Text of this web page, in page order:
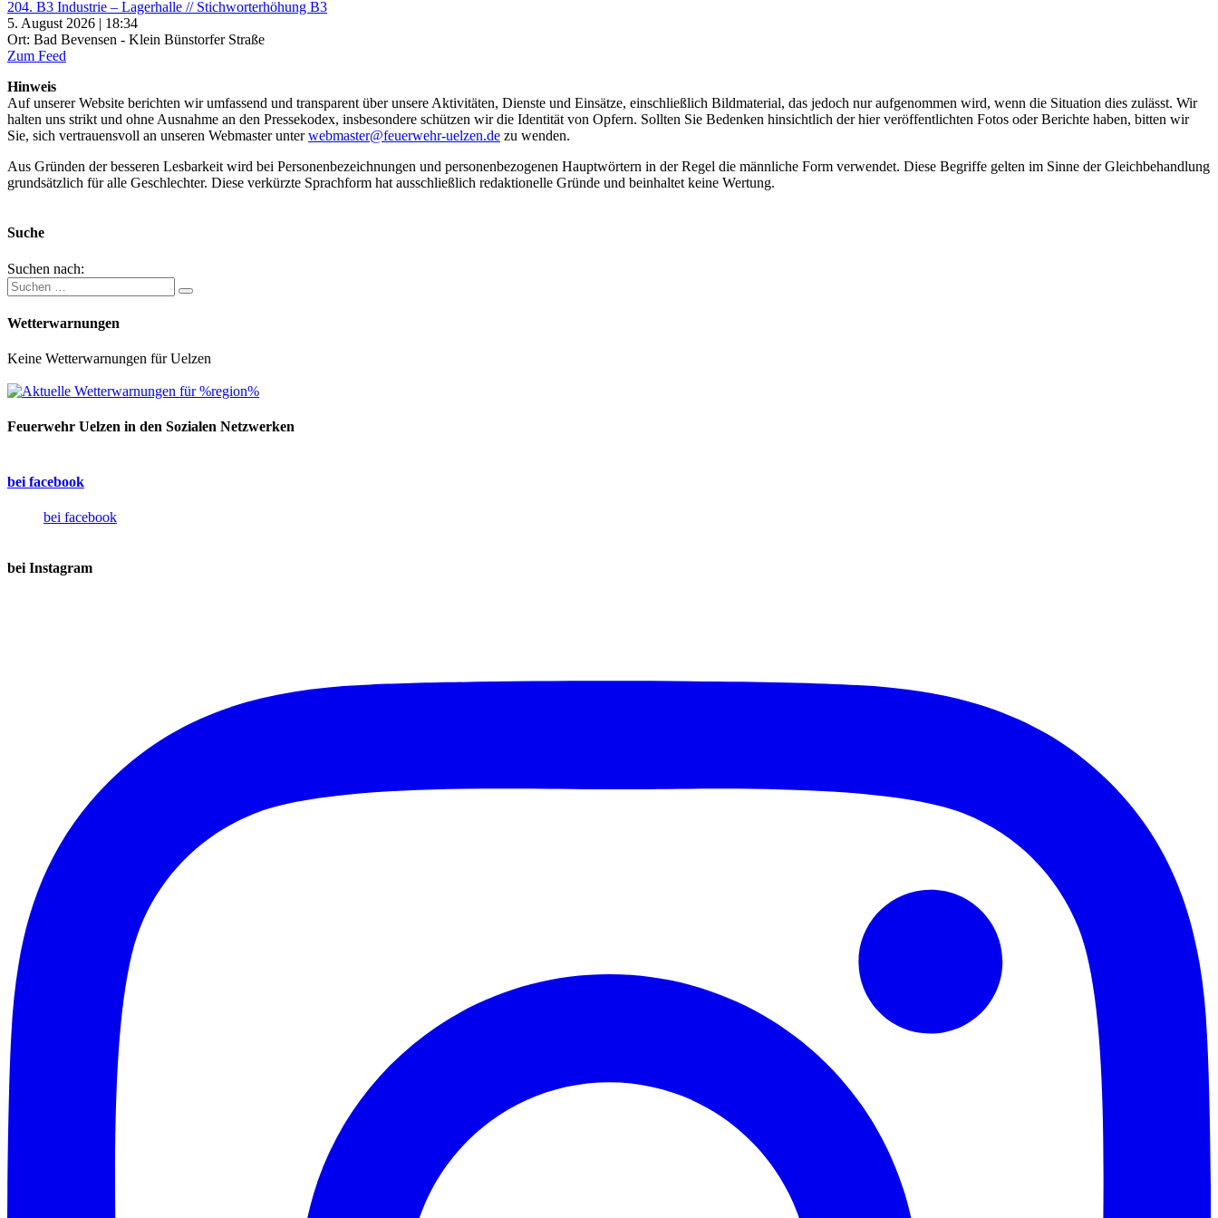
204. B3 Industrie – Lagerhalle // Stichworterhöhung B3
5. August 2026 | 18:34
Ort: Bad Bevensen - Klein Bünstorfer Straße
Zum Feed
Hinweis
Auf unserer Website berichten wir umfassend und transparent über unsere Aktivitäten, Dienste und Einsätze, einschließlich Bildmaterial, das jedoch nur aufgenommen wird, wenn die Situation dies zulässt. Wir
halten uns strikt und ohne Ausnahme an den Pressekodex, insbesondere schützen wir die Identität von Opfern. Sollten Sie Bedenken hinsichtlich der hier veröffentlichten Fotos oder Berichte haben, bitten wir
Sie, sich vertrauensvoll an unseren Webmaster unterwebmaster@feuerwehr-uelzen.de zu wenden.
Aus Gründen der besseren Lesbarkeit wird bei Personenbezeichnungen und personenbezogenen Hauptwörtern in der Regel die männliche Form verwendet. Diese Begriffe gelten im Sinne der Gleichbehandlung
grundsätzlich für alle Geschlechter. Diese verkürzte Sprachform hat ausschließlich redaktionelle Gründe und beinhaltet keine Wertung.
Suche
Suchen nach:
Wetterwarnungen
Keine Wetterwarnungen für Uelzen
Feuerwehr Uelzen in den Sozialen Netzwerken
bei facebook
bei facebook
bei Instagram